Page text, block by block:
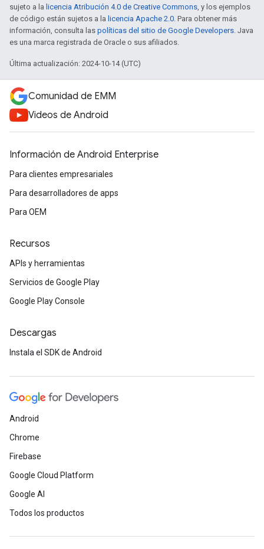
sujeto a la licencia Atribución 4.0 de Creative Commons, y los ejemplos
de código están sujetos a la licencia Apache 2.0. Para obtener más
información, consulta las políticas del sitio de Google Developers. Java
es una marca registrada de Oracle o sus afiliados.
Última actualización: 2024-10-14 (UTC)
Comunidad de EMM
Videos de Android
Información de Android Enterprise
Para clientes empresariales
Para desarrolladores de apps
Para OEM
Recursos
APIs y herramientas
Servicios de Google Play
Google Play Console
Descargas
Instala el SDK de Android
Android
Chrome
Firebase
Google Cloud Platform
Google AI
Todos los productos